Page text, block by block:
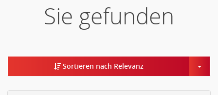
Sie gefunden
Sortieren nach Relevanz